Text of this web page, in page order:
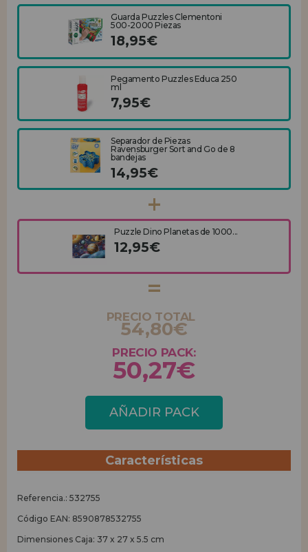
Guarda Puzzles Clementoni
500-2000 Piezas
18,95€
Pegamento Puzzles Educa 250
ml
7,95€
Separador de Piezas
Ravensburger Sort and Go de 8
bandejas
14,95€
Puzzle Dino Planetas de 1000...
12,95€
PRECIO TOTAL
54,80€
PRECIO PACK:
50,27€
AÑADIR PACK
Características
Referencia.: 532755
Código EAN: 8590878532755
Dimensiones Caja: 37 x 27 x 5.5 cm